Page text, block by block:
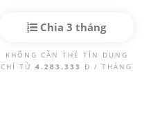
Chia 3 tháng
KHÔNG CẦN THẺ TÍN DỤNG
CHỈ TỪ 4.283.333 Đ / THÁNG